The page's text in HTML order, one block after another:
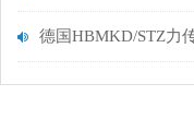
德国HBMKD/STZ力